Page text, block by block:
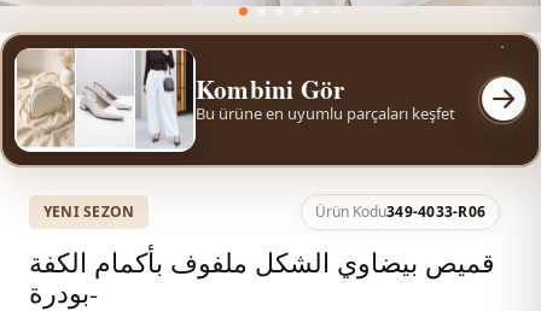
Kombini Gör
Bu ürüne en uyumlu parçaları keşfet
YENI SEZON Ürün Kodu349-4033-R06
قميص بيضاوي الشكل ملفوف بأكمام الكفة
-بودرة